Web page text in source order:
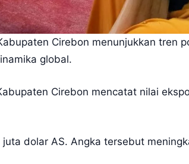
Cirebon menunjukkan tren
global.
Cirebon mencatat nilai
dolar AS. Angka tersebut